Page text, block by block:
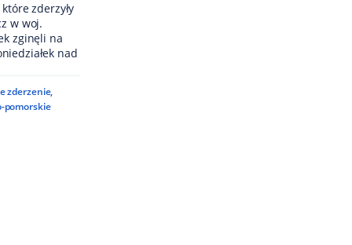
zderzyły
w woj.
zginęli na
nad
zderzenie,
pomorskie